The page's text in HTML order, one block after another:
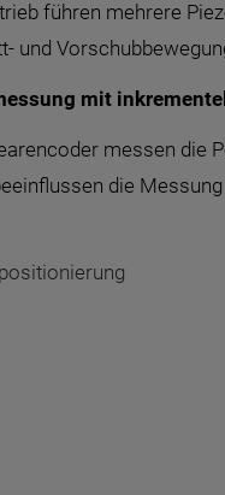
führen mehrere
und
mit
messen die
die